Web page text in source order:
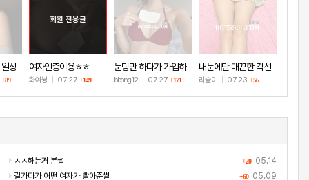
상
+89
회원 전용글
여자인증이용ㅎㅎ
화여뉭 07.27 +149
눈팅만 하다가 가입하
고 인증!
bbong12 07.27 +171
내눈에만 매끈한 각선
미
리슬이 07.23 +56
+20 05.14
ㅅㅅ하는거 본썰
+60 05.09
길가다가 어떤 여자가 빨아준썰